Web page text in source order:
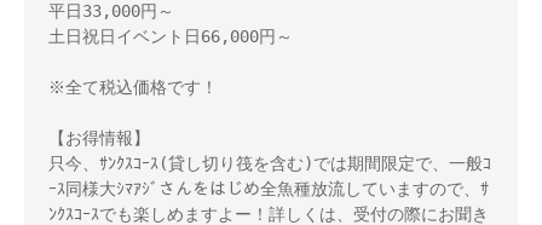
平日33,000円～
土日祝日イベント日66,000円～
※全て税込価格です！
【お得情報】
只今、ｻﾝｸｽｺｰｽ(貸し切り筏を含む)では期間限定で、一般ｺ
ｰｽ同様大ｼﾏｱｼﾞさんをはじめ全魚種放流していますので、ｻ
ﾝｸｽｺｰｽでも楽しめますよー！詳しくは、受付の際にお聞き